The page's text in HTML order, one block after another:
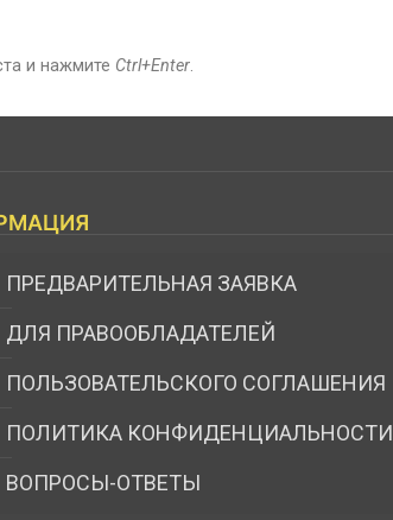
и нажмите Ctrl+Enter.
ПРЕДВАРИТЕЛЬНАЯ ЗАЯВКА
ДЛЯ ПРАВООБЛАДАТЕЛЕЙ
ПОЛЬЗОВАТЕЛЬСКОГО СОГЛАШЕНИЯ
ПОЛИТИКА КОНФИДЕНЦИАЛЬНОСТИ
ВОПРОСЫ-ОТВЕТЫ